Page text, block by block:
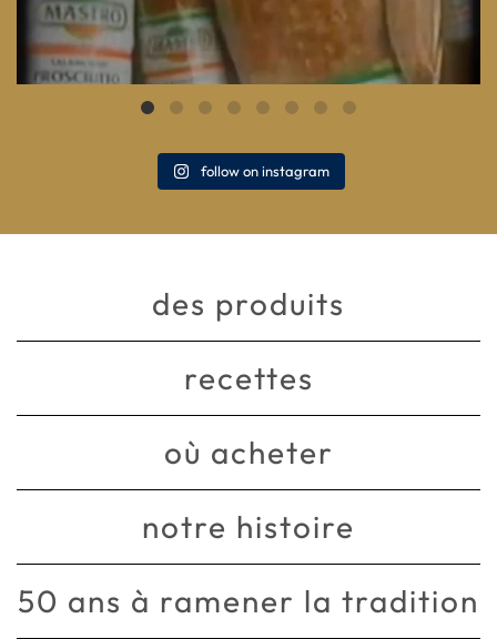
follow on instagram
des produits
recettes
où acheter
notre histoire
50 ans à ramener la tradition